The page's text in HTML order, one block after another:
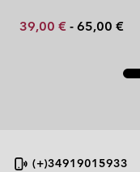
Minimum sale price:
39,00 € - Maximum
65,00 €
(+)34919015933